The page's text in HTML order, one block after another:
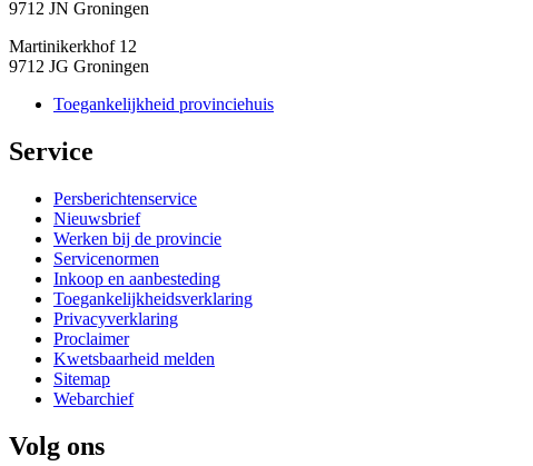
9712 JN Groningen
Martinikerkhof 12
9712 JG Groningen
Toegankelijkheid provinciehuis
Service
Persberichtenservice
Nieuwsbrief
Werken bij de provincie
Servicenormen
Inkoop en aanbesteding
Toegankelijkheidsverklaring
Privacyverklaring
Proclaimer
Kwetsbaarheid melden
Sitemap
Webarchief
Volg ons